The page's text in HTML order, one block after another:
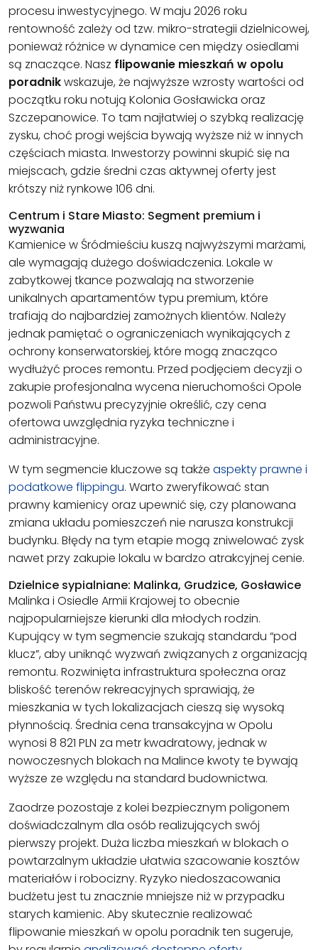
procesu inwestycyjnego. W maju 2026 roku
rentowność zależy od tzw. mikro-strategii dzielnicowej,
ponieważ różnice w dynamice cen między osiedlami
są znaczące. Nasz flipowanie mieszkań w opolu
poradnikwskazuje, że najwyższe wzrosty wartości od
początku roku notują Kolonia Gosławicka oraz
Szczepanowice. To tam najłatwiej o szybką realizację
zysku, choć progi wejścia bywają wyższe niż w innych
częściach miasta. Inwestorzy powinni skupić się na
miejscach, gdzie średni czas aktywnej oferty jest
krótszy niż rynkowe 106 dni.
Centrum i Stare Miasto: Segment premium i
wyzwania
Kamienice w Śródmieściu kuszą najwyższymi marżami,
ale wymagają dużego doświadczenia. Lokale w
zabytkowej tkance pozwalają na stworzenie
unikalnych apartamentów typu premium, które
trafiają do najbardziej zamożnych klientów. Należy
jednak pamiętać o ograniczeniach wynikających z
ochrony konserwatorskiej, które mogą znacząco
wydłużyć proces remontu. Przed podjęciem decyzji o
zakupie profesjonalna wycena nieruchomości Opole
pozwoli Państwu precyzyjnie określić, czy cena
ofertowa uwzględnia ryzyka techniczne i
administracyjne.
W tym segmencie kluczowe są także aspekty prawne i
podatkowe flippingu. Warto zweryfikować stan
prawny kamienicy oraz upewnić się, czy planowana
zmiana układu pomieszczeń nie narusza konstrukcji
budynku. Błędy na tym etapie mogą zniwelować zysk
nawet przy zakupie lokalu w bardzo atrakcyjnej cenie.
Dzielnice sypialniane: Malinka, Grudzice, Gosławice
Malinka i Osiedle Armii Krajowej to obecnie
najpopularniejsze kierunki dla młodych rodzin.
Kupujący w tym segmencie szukają standardu “pod
klucz”, aby uniknąć wyzwań związanych z organizacją
remontu. Rozwinięta infrastruktura społeczna oraz
bliskość terenów rekreacyjnych sprawiają, że
mieszkania w tych lokalizacjach cieszą się wysoką
płynnością. Średnia cena transakcyjna w Opolu
wynosi 8 821 PLN za metr kwadratowy, jednak w
nowoczesnych blokach na Malince kwoty te bywają
wyższe ze względu na standard budownictwa.
Zaodrze pozostaje z kolei bezpiecznym poligonem
doświadczalnym dla osób realizujących swój
pierwszy projekt. Duża liczba mieszkań w blokach o
powtarzalnym układzie ułatwia szacowanie kosztów
materiałów i robocizny. Ryzyko niedoszacowania
budżetu jest tu znacznie mniejsze niż w przypadku
starych kamienic. Aby skutecznie realizować
flipowanie mieszkań w opolu poradnik ten sugeruje,